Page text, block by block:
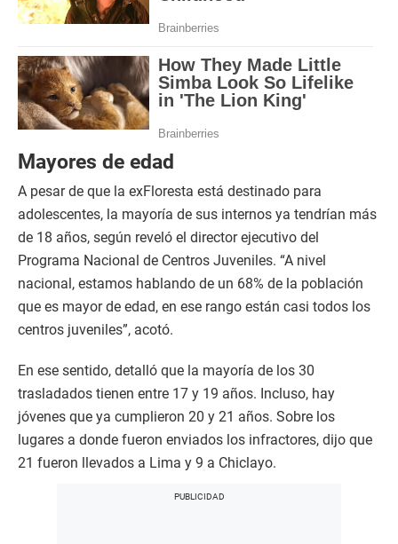
Mayores de edad
A pesar de que la exFloresta está destinado para
adolescentes, la mayoría de sus internos ya tendrían más
de 18 años, según reveló el director ejecutivo del
Programa Nacional de Centros Juveniles. “A nivel
nacional, estamos hablando de un 68% de la población
que es mayor de edad, en ese rango están casi todos los
centros juveniles”, acotó.
En ese sentido, detalló que la mayoría de los 30
trasladados tienen entre 17 y 19 años. Incluso, hay
jóvenes que ya cumplieron 20 y 21 años. Sobre los
lugares a donde fueron enviados los infractores, dijo que
21 fueron llevados a Lima y 9 a Chiclayo.